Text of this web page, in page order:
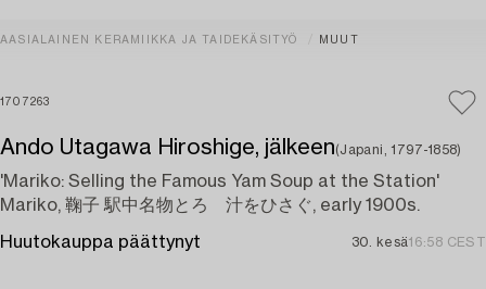
AASIALAINEN KERAMIIKKA JA TAIDEKÄSITYÖ MUUT
1707263
Ando Utagawa Hiroshige, jälkeen(Japani, 1797-1858)
'Mariko: Selling the Famous Yam Soup at the Station'
Mariko, 鞠子 駅中名物とろゝ汁をひさぐ, early 1900s.
Huutokauppa päättynyt 30. kesä16:58 CEST